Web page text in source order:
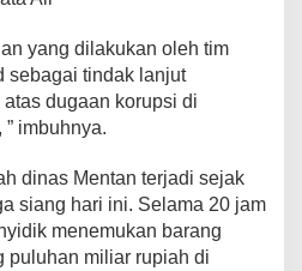
yang dilakukan oleh tim
sebagai tindak lanjut
dugaan korupsi di
imbuhnya.
dinas Mentan terjadi sejak
siang hari ini. Selama 20 jam
menemukan barang
puluhan miliar rupiah di